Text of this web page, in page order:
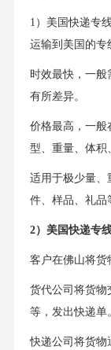
1）美国快递专
运输到美国的专
时效最快，一般
有所差异。
价格最高，一般
型、重量、体积
适用于极少量、
件、样品、礼品
2）美国快递专
客户在佛山将货
货代公司将货物
等，发出快递单
快递公司将货物